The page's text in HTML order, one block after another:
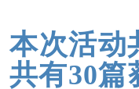
本次活动
共有30篇